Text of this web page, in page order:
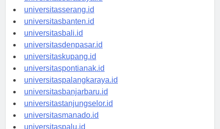
universitassurabaya.id
universitasserang.id
universitasbanten.id
universitasbali.id
universitasdenpasar.id
universitaskupang.id
universitaspontianak.id
universitaspalangkaraya.id
universitasbanjarbaru.id
universitastanjungselor.id
universitasmanado.id